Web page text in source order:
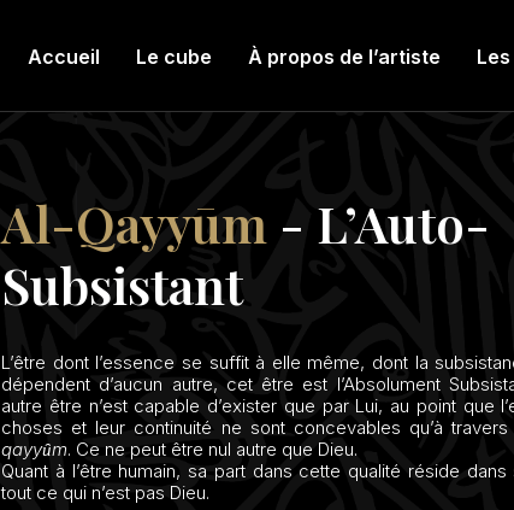
Accueil Le cube À propos de l’artiste Les
Al-Qayyūm - L’Auto-
Subsistant
L’être dont l’essence se suffit à elle même, dont la
dépendent d’aucun autre, cet être est l’Absolument
autre être n’est capable d’exister que par Lui, au point que
choses et leur continuité ne sont concevables qu’à
qayyȗm. Ce ne peut être nul autre que Dieu.
Quant à l’être humain, sa part dans cette qualité réside
tout ce qui n’est pas Dieu.